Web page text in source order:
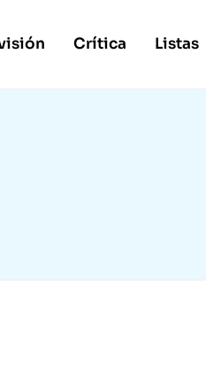
Crítica Listas